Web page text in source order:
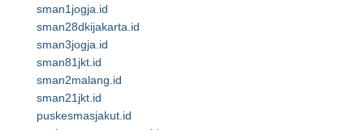
sman1jogja.id
sman28dkijakarta.id
sman3jogja.id
sman81jkt.id
sman2malang.id
sman21jkt.id
puskesmasjakut.id